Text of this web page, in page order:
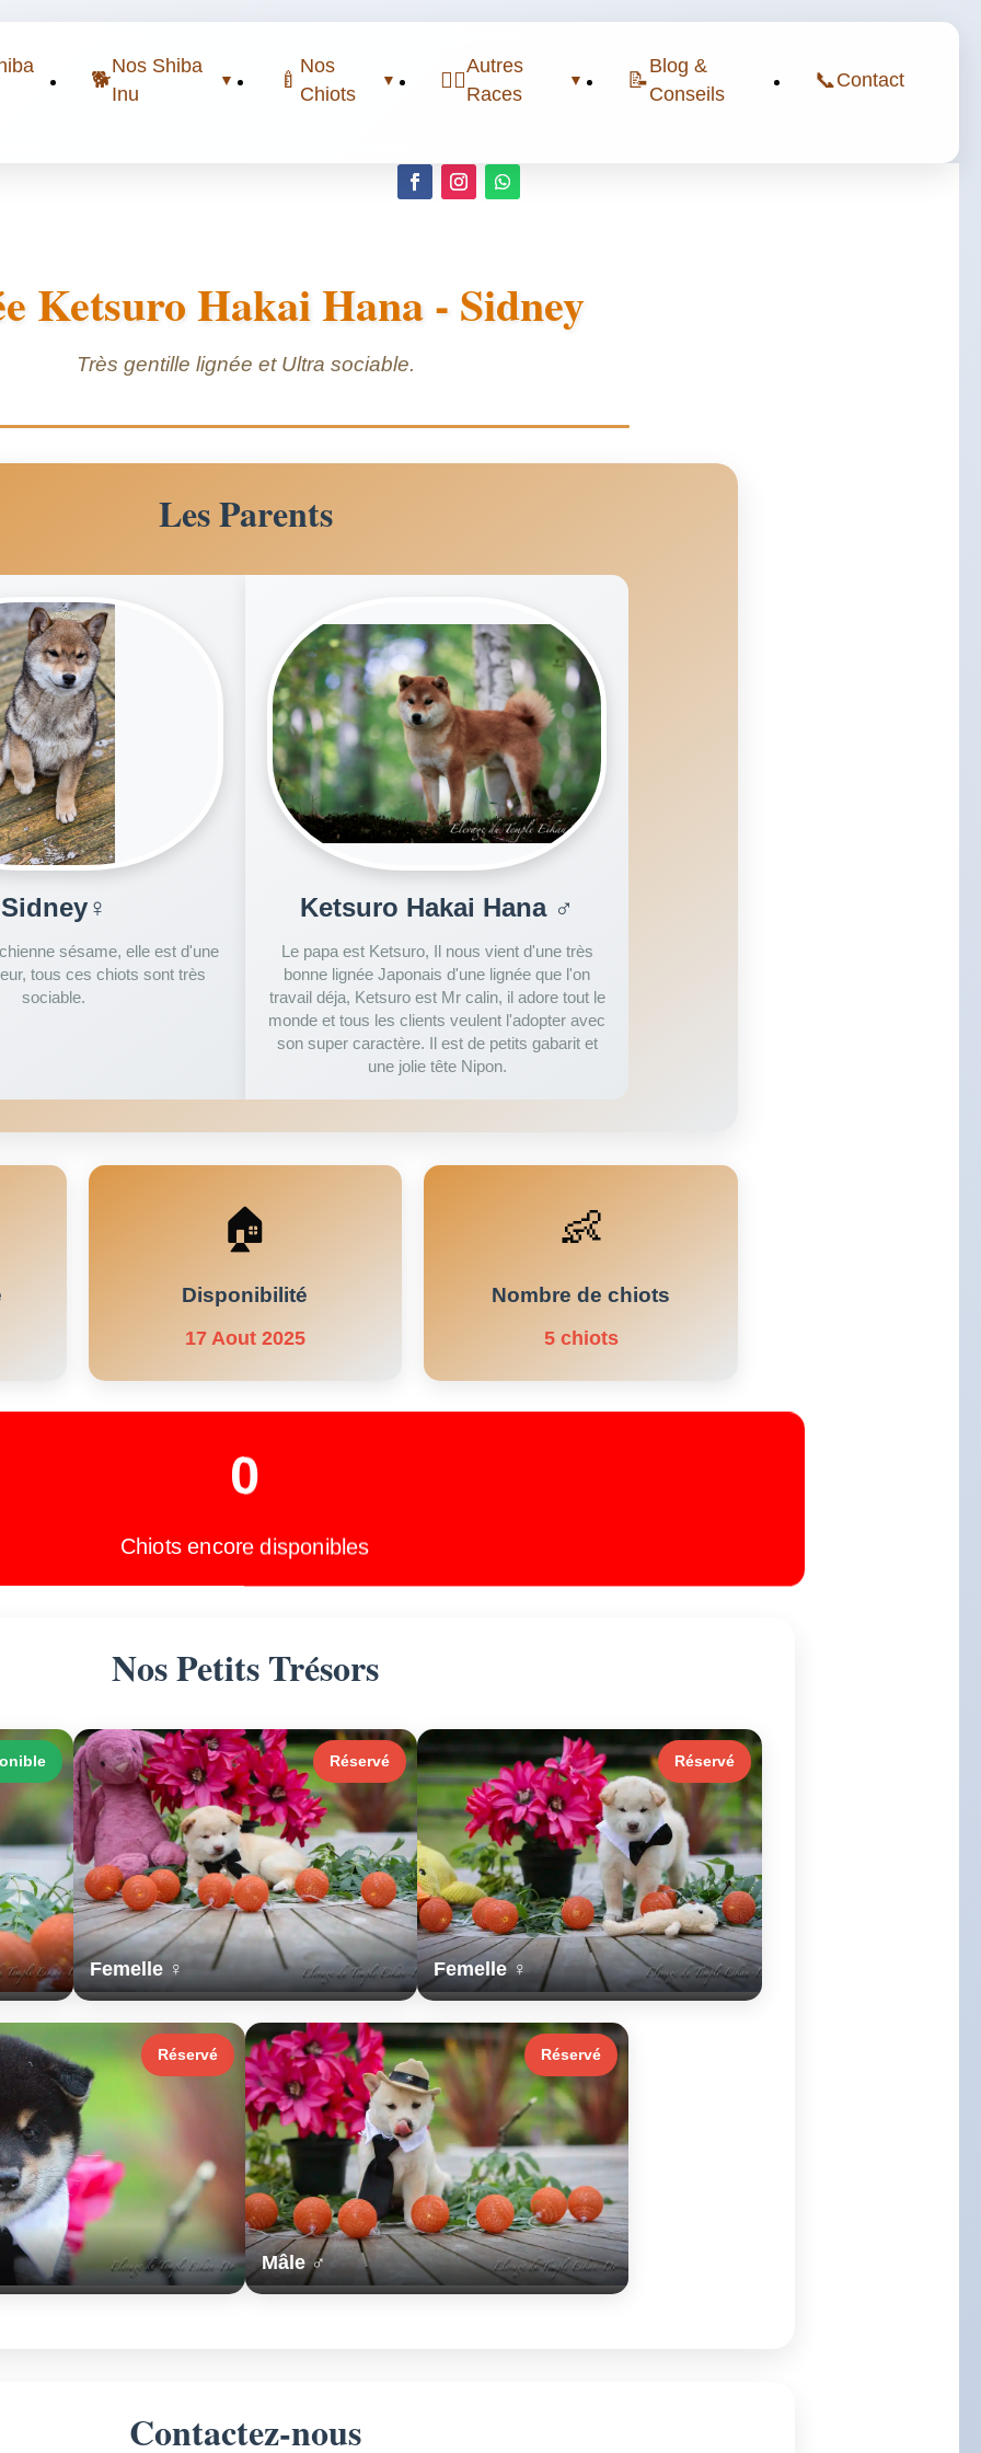
🐕
Nos Shiba
Inu
▼ 🍼
Nos
Chiots
▼ 🐕‍🦺
Autres
Races
▼ 📝
Blog &
Conseils
📞Contact
Ketsuro Hakai Hana - Sidney
Très gentille lignée et Ultra sociable.
Les Parents
Sidney♀
sésame, elle est d'une
tous ces chiots sont très
sociable.
Ketsuro Hakai Hana ♂
Le papa est Ketsuro, Il nous vient d'une très
bonne lignée Japonais d'une lignée que l'on
travail déja, Ketsuro est Mr calin, il adore tout le
monde et tous les clients veulent l'adopter avec
son super caractère. Il est de petits gabarit et
une jolie tête Nipon.
🏠
Disponibilité
17 Aout 2025
👶
Nombre de chiots
5 chiots
0
Chiots encore disponibles
Nos Petits Trésors
Réservé
Femelle ♀
Réservé
Femelle ♀
Réservé Réservé
Mâle ♂
Contactez-nous